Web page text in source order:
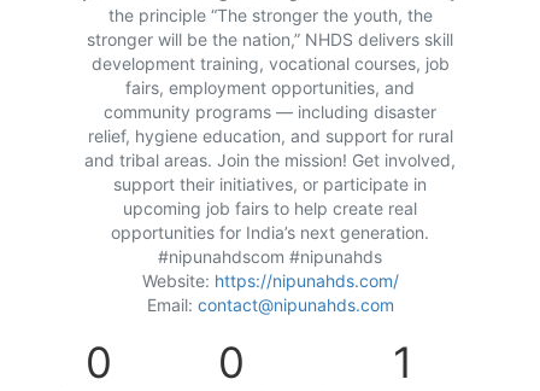
the principle “The stronger the youth, the
stronger will be the nation,” NHDS delivers skill
development training, vocational courses, job
fairs, employment opportunities, and
community programs — including disaster
relief, hygiene education, and support for rural
and tribal areas. Join the mission! Get involved,
support their initiatives, or participate in
upcoming job fairs to help create real
opportunities for India’s next generation.
#nipunahdscom #nipunahds
Website: https://nipunahds.com/
Email: contact@nipunahds.com
0 0 1